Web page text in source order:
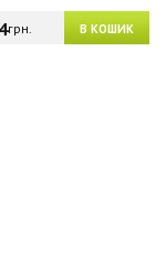
В КОШИК
грн.